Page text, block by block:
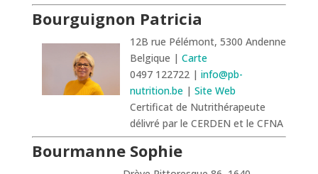
Bourguignon Patricia
12B rue Pélémont, 5300 Andenne
Belgique | Carte
0497 122722 | info@pb-
nutrition.be| Site Web
Certificat de Nutrithérapeute
délivré par le CERDEN et le CFNA
Bourmanne Sophie